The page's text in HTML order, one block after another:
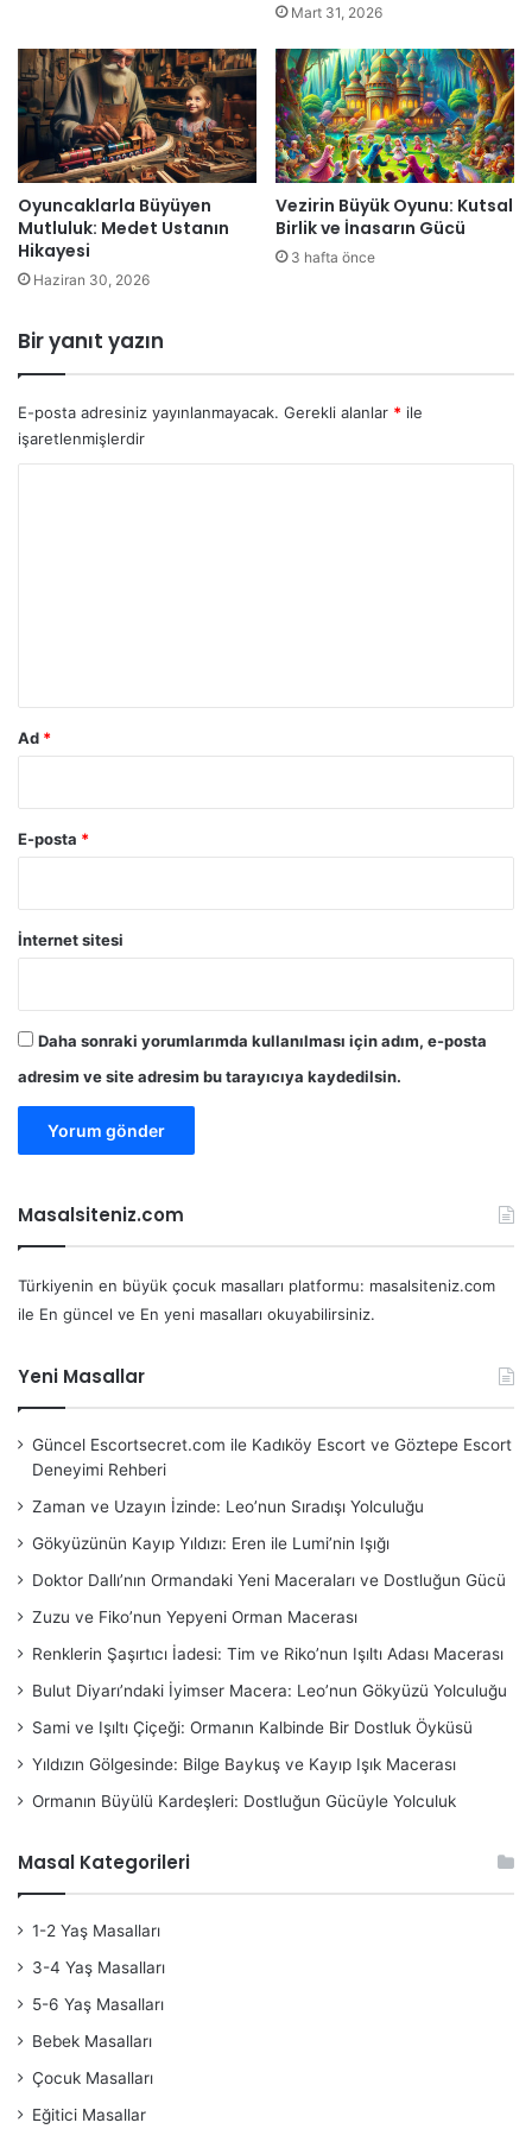
Mart 31, 2026
Oyuncaklarla Büyüyen
Mutluluk: Medet Ustanın
Hikayesi
Haziran 30, 2026
Vezirin Büyük Oyunu: Kutsal
Birlik ve İnasarın Gücü
3 hafta önce
Bir yanıt yazın
E-posta adresiniz yayınlanmayacak. Gerekli alanlar * ile
işaretlenmişlerdir
Ad *
E-posta *
İnternet sitesi
Daha sonraki yorumlarımda kullanılması için adım, e-posta
adresim ve site adresim bu tarayıcıya kaydedilsin.
Masalsiteniz.com
Türkiyenin en büyük çocuk masalları platformu: masalsiteniz.com
ile En güncel ve En yeni masalları okuyabilirsiniz.
Yeni Masallar
Güncel Escortsecret.com ile Kadıköy Escort ve Göztepe Escort
Deneyimi Rehberi
Zaman ve Uzayın İzinde: Leo’nun Sıradışı Yolculuğu
Gökyüzünün Kayıp Yıldızı: Eren ile Lumi’nin Işığı
Doktor Dallı’nın Ormandaki Yeni Maceraları ve Dostluğun Gücü
Zuzu ve Fiko’nun Yepyeni Orman Macerası
Renklerin Şaşırtıcı İadesi: Tim ve Riko’nun Işıltı Adası Macerası
Bulut Diyarı’ndaki İyimser Macera: Leo’nun Gökyüzü Yolculuğu
Sami ve Işıltı Çiçeği: Ormanın Kalbinde Bir Dostluk Öyküsü
Yıldızın Gölgesinde: Bilge Baykuş ve Kayıp Işık Macerası
Ormanın Büyülü Kardeşleri: Dostluğun Gücüyle Yolculuk
Masal Kategorileri
1-2 Yaş Masalları
3-4 Yaş Masalları
5-6 Yaş Masalları
Bebek Masalları
Çocuk Masalları
Eğitici Masallar